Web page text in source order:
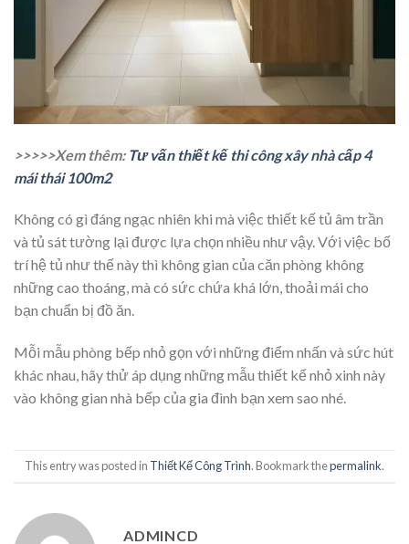
>>>>>Xem thêm: Tư vấn thiết kế thi công xây nhà cấp 4
mái thái 100m2
Không có gì đáng ngạc nhiên khi mà việc thiết kế tủ âm trần
và tủ sát tường lại được lựa chọn nhiều như vậy. Với việc bố
trí hệ tủ như thế này thì không gian của căn phòng không
những cao thoáng, mà có sức chứa khá lớn, thoải mái cho
bạn chuẩn bị đồ ăn.
Mỗi mẫu phòng bếp nhỏ gọn với những điểm nhấn và sức hút
khác nhau, hãy thử áp dụng những mẫu thiết kế nhỏ xinh này
vào không gian nhà bếp của gia đình bạn xem sao nhé.
This entry was posted in Thiết Kế Công Trình. Bookmark thepermalink.
ADMINCD